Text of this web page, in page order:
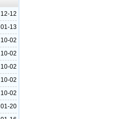
12-12
01-13
10-02
10-02
10-02
10-02
10-02
01-20